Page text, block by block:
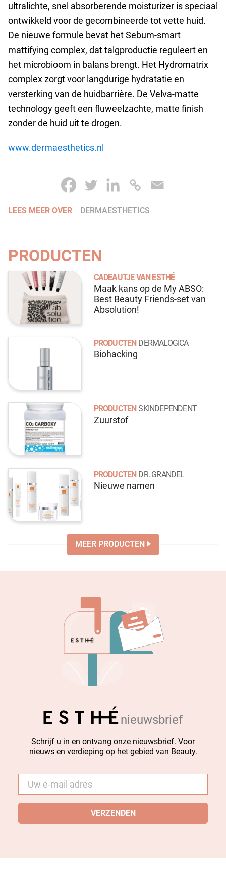
ultralichte, snel absorberende moisturizer is speciaal
ontwikkeld voor de gecombineerde tot vette huid.
De nieuwe formule bevat het Sebum-smart
mattifying complex, dat talgproductie reguleert en
het microbioom in balans brengt. Het Hydromatrix
complex zorgt voor langdurige hydratatie en
versterking van de huidbarrière. De Velva-matte
technology geeft een fluweelzachte, matte finish
zonder de huid uit te drogen.
www.dermaesthetics.nl
LEES MEER OVER DERMAESTHETICS
PRODUCTEN
CADEAUTJE VAN ESTHÉ
Maak kans op de My ABSO:
Best Beauty Friends-set van
Absolution!
PRODUCTEN DERMALOGICA
Biohacking
PRODUCTEN SKINDEPENDENT
Zuurstof
PRODUCTEN DR. GRANDEL
Nieuwe namen
MEER PRODUCTEN
nieuwsbrief
Schrijf u in en ontvang onze nieuwsbrief. Voor
nieuws en verdieping op het gebied van Beauty.
mail *